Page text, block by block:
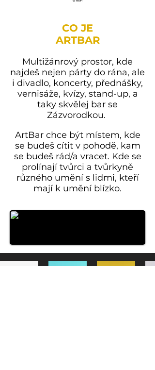
CO JE
ARTBAR
Multižánrový prostor, kde
najdeš nejen párty do rána, ale
i divadlo, koncerty, přednášky,
vernisáže, kvízy, stand-up, a
taky skvělej bar se
Zázvorodkou.
ArtBar chce být místem, kde
se budeš cítit v pohodě, kam
se budeš rád/a vracet. Kde se
prolínají tvůrci a tvůrkyně
různého umění s lidmi, kteří
mají k umění blízko.